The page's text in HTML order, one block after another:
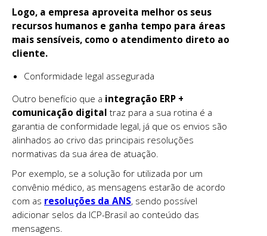
Logo, a empresa aproveita melhor os seus
recursos humanos e ganha tempo para áreas
mais sensíveis, como o atendimento direto ao
cliente.
Conformidade legal assegurada
Outro benefício que a integração ERP +
comunicação digital traz para a sua rotina é a
garantia de conformidade legal, já que os envios são
alinhados ao crivo das principais resoluções
normativas da sua área de atuação.
Por exemplo, se a solução for utilizada por um
convênio médico, as mensagens estarão de acordo
com as resoluções da ANS, sendo possível
adicionar selos da ICP-Brasil ao conteúdo das
mensagens.